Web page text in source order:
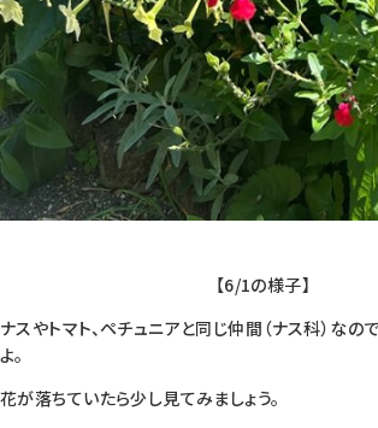
【6/1の様子】
ナスやトマト、ペチュニアと同じ仲間（ナス科）なの
よ。
花が落ちていたら少し見てみましょう。